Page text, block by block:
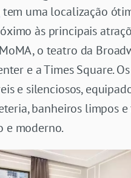
tem uma localização
às principais
o teatro da
e a Times Square.
e silenciosos,
banheiros limpos
e moderno.